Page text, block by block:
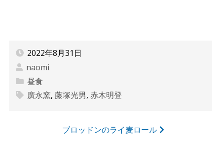
2022年8月31日
naomi
昼食
廣永窯, 藤塚光男, 赤木明登
ブロッドンのライ麦ロール